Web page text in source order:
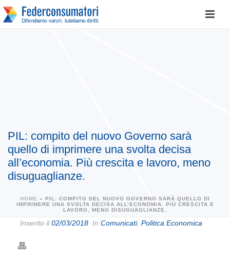
PIL: compito del nuovo Governo sarà
quello di imprimere una svolta decisa
all’economia. Più crescita e lavoro, meno
disuguaglianze.
HOME » PIL: COMPITO DEL NUOVO GOVERNO SARÀ QUELLO DI
IMPRIMERE UNA SVOLTA DECISA ALL’ECONOMIA. PIÙ CRESCITA E
LAVORO, MENO DISUGUAGLIANZE.
Inserito il02/03/2018 In Comunicati, Politica Economica